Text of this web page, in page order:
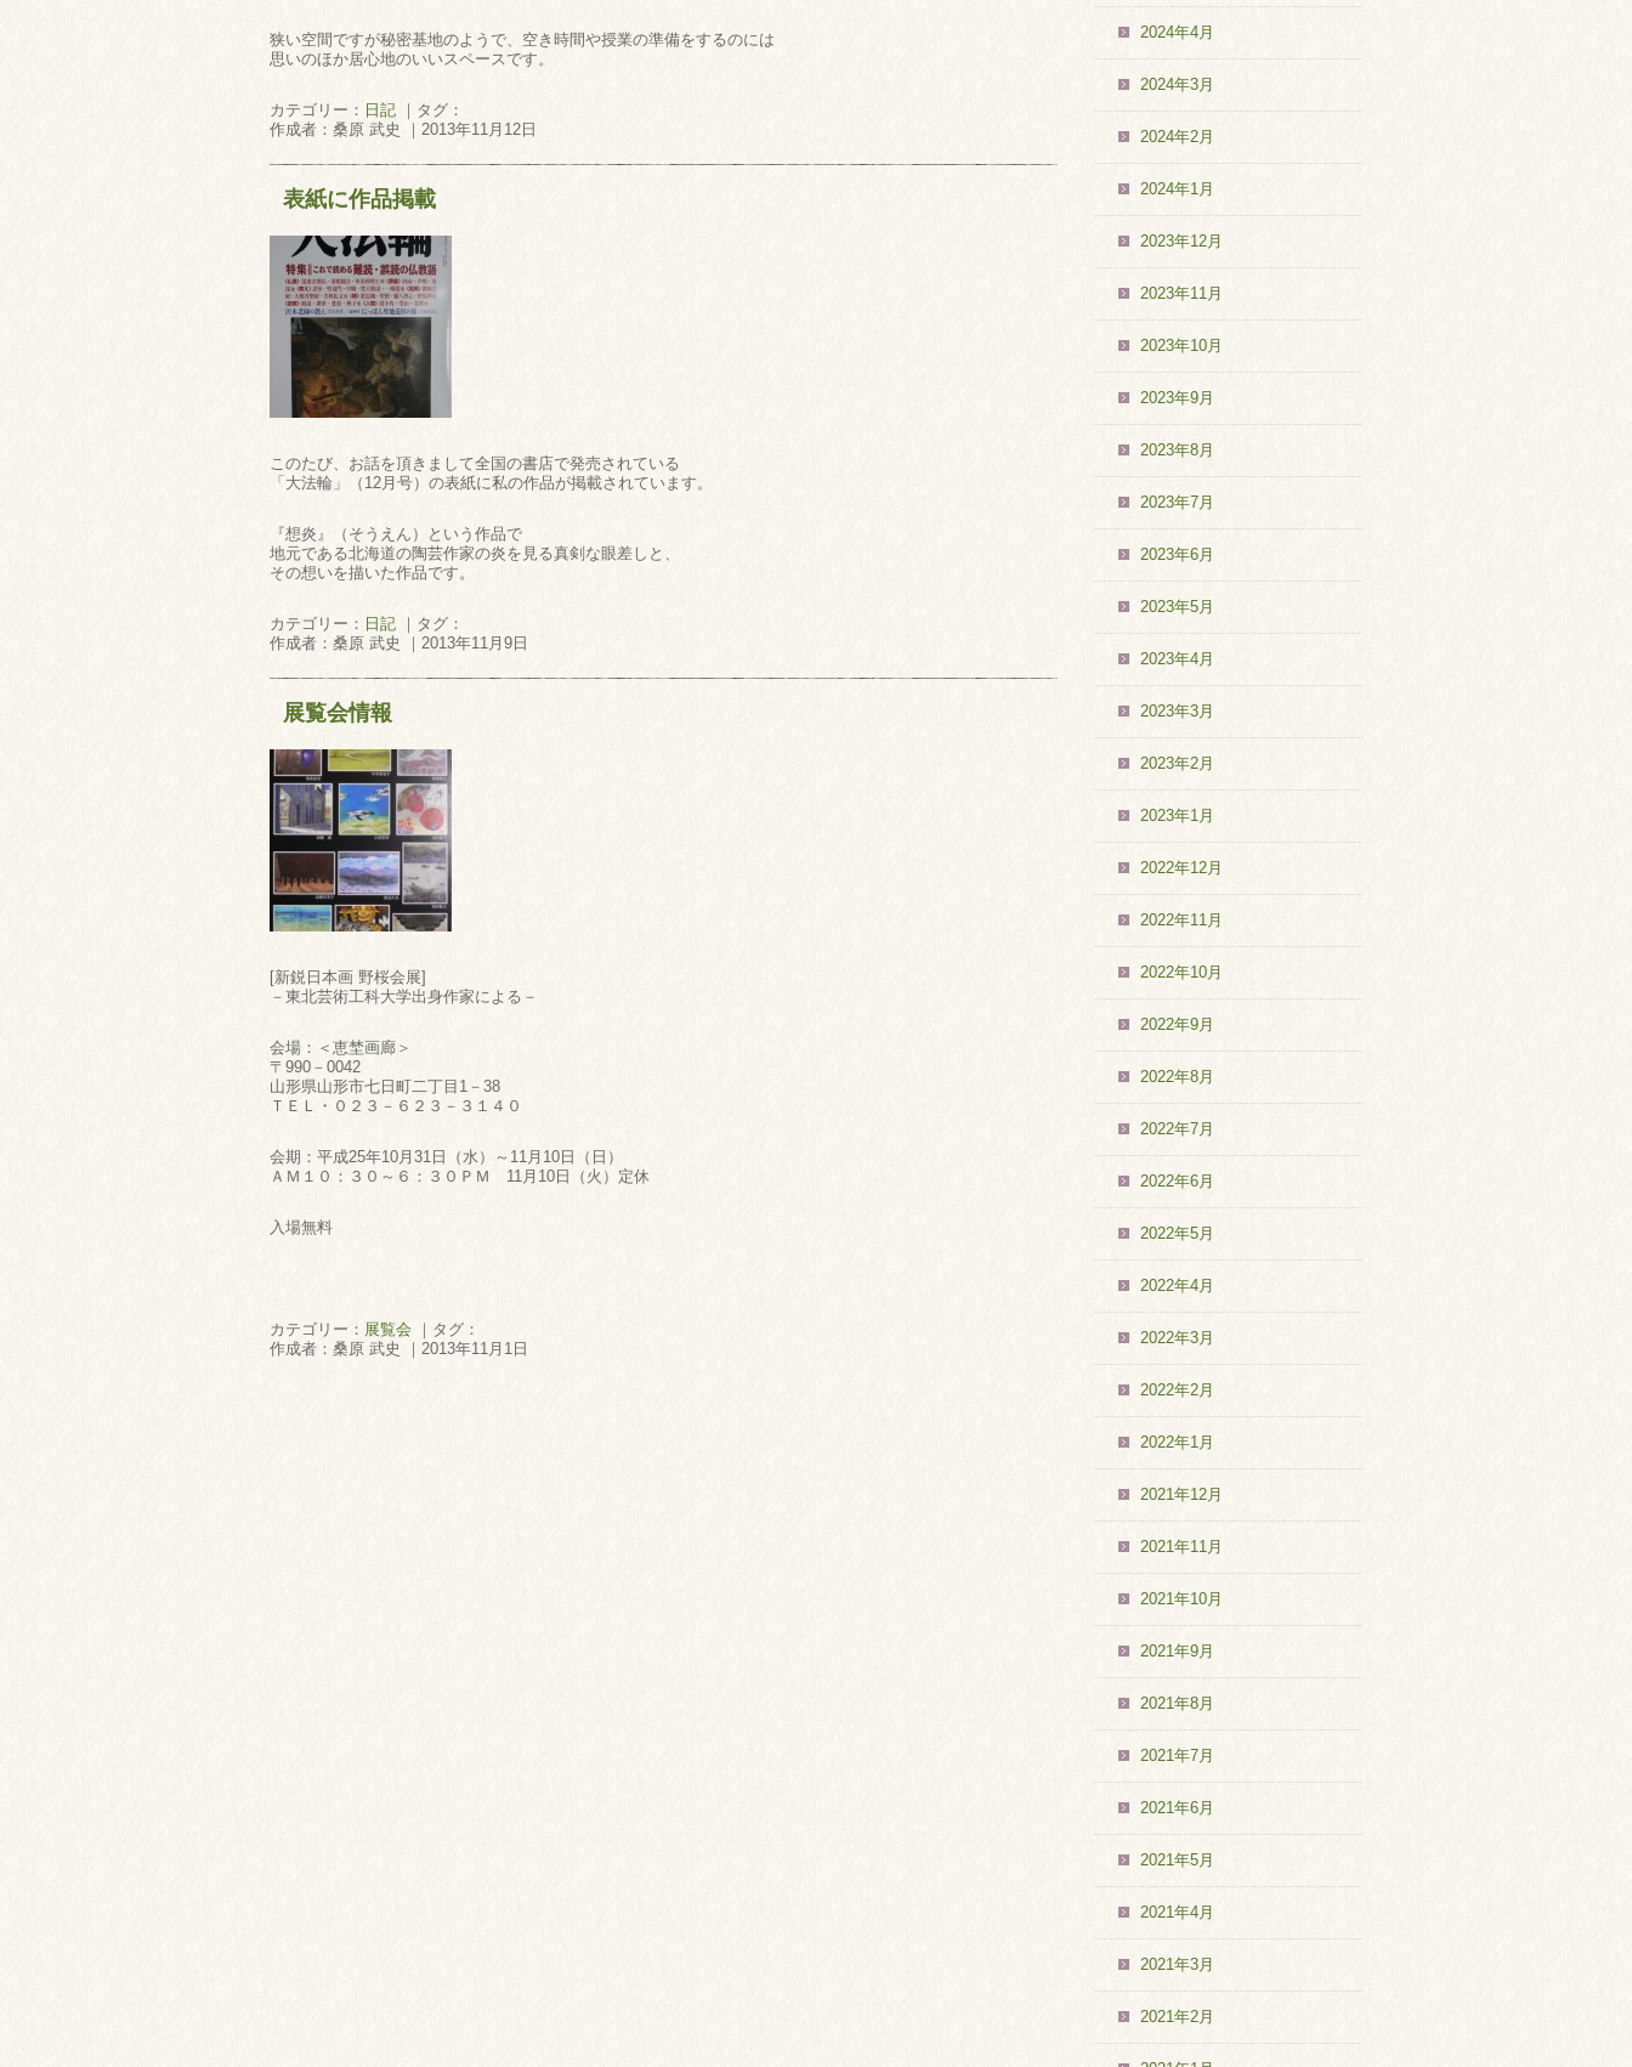
狭い空間ですが秘密基地のようで、空き時間や授業の準備をするのには
思いのほか居心地のいいスペースです。
カテゴリー： 日記 ｜タグ：
作成者：桑原 武史 ｜2013年11月12日
表紙に作品掲載
このたび、お話を頂きまして全国の書店で発売されている
「大法輪」（12月号）の表紙に私の作品が掲載されています。
『想炎』（そうえん）という作品で
地元である北海道の陶芸作家の炎を見る真剣な眼差しと、
その想いを描いた作品です。
カテゴリー： 日記 ｜タグ：
作成者：桑原 武史 ｜2013年11月9日
展覧会情報
[新鋭日本画 野桜会展]
－東北芸術工科大学出身作家による－
会場：＜恵埜画廊＞
〒990－0042
山形県山形市七日町二丁目1－38
ＴＥＬ・０２３－６２３－３１４０
会期：平成25年10月31日（水）～11月10日（日）
ＡＭ１０：３０～６：３０ＰＭ 11月10日（火）定休
入場無料
カテゴリー： 展覧会 ｜タグ：
作成者：桑原 武史 ｜2013年11月1日
2024年4月
2024年3月
2024年2月
2024年1月
2023年12月
2023年11月
2023年10月
2023年9月
2023年8月
2023年7月
2023年6月
2023年5月
2023年4月
2023年3月
2023年2月
2023年1月
2022年12月
2022年11月
2022年10月
2022年9月
2022年8月
2022年7月
2022年6月
2022年5月
2022年4月
2022年3月
2022年2月
2022年1月
2021年12月
2021年11月
2021年10月
2021年9月
2021年8月
2021年7月
2021年6月
2021年5月
2021年4月
2021年3月
2021年2月